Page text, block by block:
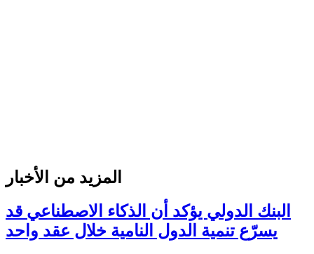
المزيد من الأخبار
البنك الدولي يؤكد أن الذكاء الاصطناعي قد
يسرّع تنمية الدول النامية خلال عقد واحد